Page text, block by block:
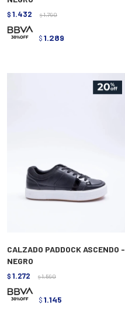
$ 1.432 $ 1.790
$ 1.289
CALZADO PADDOCK ASCENDO -
NEGRO
$ 1.272 $ 1.590
$ 1.145